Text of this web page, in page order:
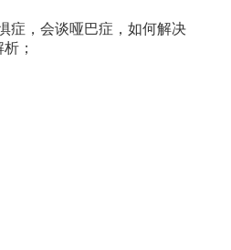
症，会谈哑巴症，如何解决
；